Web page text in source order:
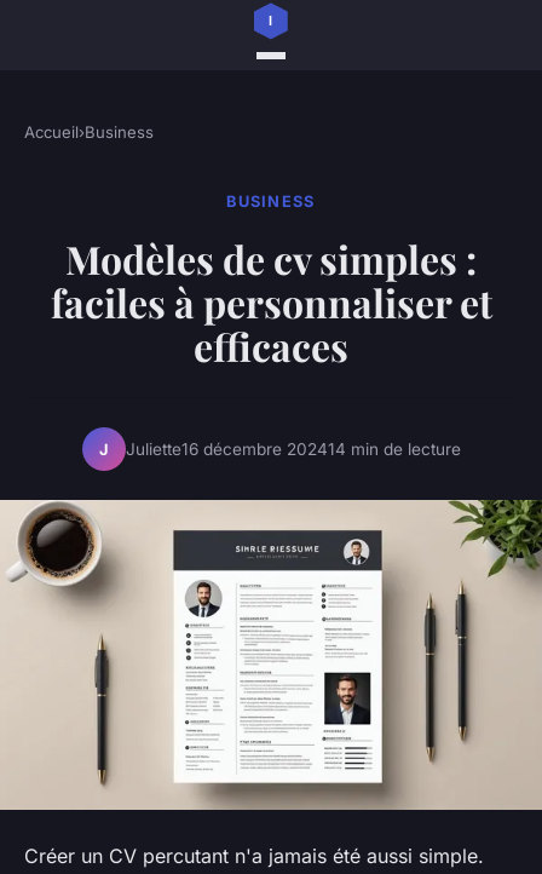
Accueil›Business
BUSINESS
Modèles de cv simples :
faciles à personnaliser et
efficaces
J Juliette16 décembre 202414 min de lecture
Créer un CV percutant n'a jamais été aussi simple.